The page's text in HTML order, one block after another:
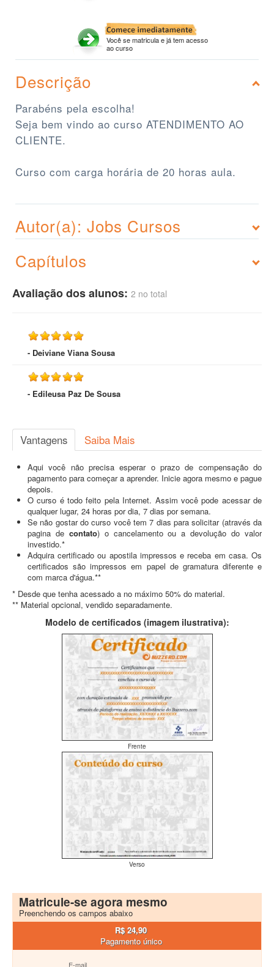
Você se matricula e já tem acesso
ao curso
Descrição
Parabéns pela escolha!
Seja bem vindo ao curso ATENDIMENTO AO
CLIENTE.
Curso com carga horária de 20 horas aula.
Autor(a): Jobs Cursos
Capítulos
Avaliação dos alunos: 2 no total
- Deiviane Viana Sousa
- Edileusa Paz De Sousa
Vantagens Saiba Mais
Aqui você não precisa esperar o prazo de compensação do
pagamento para começar a aprender. Inicie agora mesmo e pague
depois.
O curso é todo feito pela Internet. Assim você pode acessar de
qualquer lugar, 24 horas por dia, 7 dias por semana.
Se não gostar do curso você tem 7 dias para solicitar (através da
pagina de contato) o cancelamento ou a devolução do valor
investido.*
Adquira certificado ou apostila impressos e receba em casa. Os
certificados são impressos em papel de gramatura diferente e
com marca d'água.**
* Desde que tenha acessado a no máximo 50% do material.
** Material opcional, vendido separadamente.
Modelo de certificados (imagem ilustrativa):
Frente
Verso
Matricule-se agora mesmo
Preenchendo os campos abaixo
R$ 24,90
Pagamento único
E-mail